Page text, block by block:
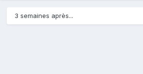
3 semaines après...